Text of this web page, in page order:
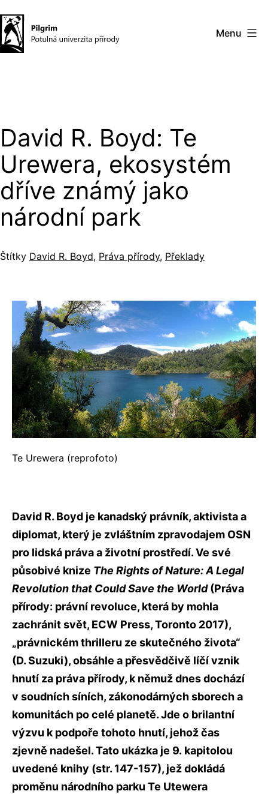
k
obsahu
přírody
Menu
David R. Boyd: Te
Urewera, ekosystém
dříve známý jako
národní park
Štítky David R. Boyd, Práva přírody, Překlady
Te Urewera (reprofoto)
David R. Boyd je kanadský právník, aktivista a
diplomat, který je zvláštním zpravodajem OSN
pro lidská práva a životní prostředí. Ve své
působivé knize The Rights of Nature: A Legal
Revolution that Could Save the World(Práva
přírody: právní revoluce, která by mohla
zachránit svět, ECW Press, Toronto 2017),
„právnickém thrilleru ze skutečného života“
(D. Suzuki), obsáhle a přesvědčivě líčí vznik
hnutí za práva přírody, k němuž dnes dochází
v soudních síních, zákonodárných sborech a
komunitách po celé planetě. Jde o brilantní
výzvu k podpoře tohoto hnutí, jehož čas
zjevně nadešel. Tato ukázka je 9. kapitolou
uvedené knihy (str. 147-157), jež dokládá
proměnu národního parku Te Utewera